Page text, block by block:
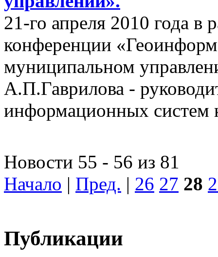
21-го апреля 2010 года в
конференции
муниципальном
А.П.Гаврилова -
информационных систем
Новости 55 - 56 из 81
Начало | Пред. | 26 27 28
Публикации